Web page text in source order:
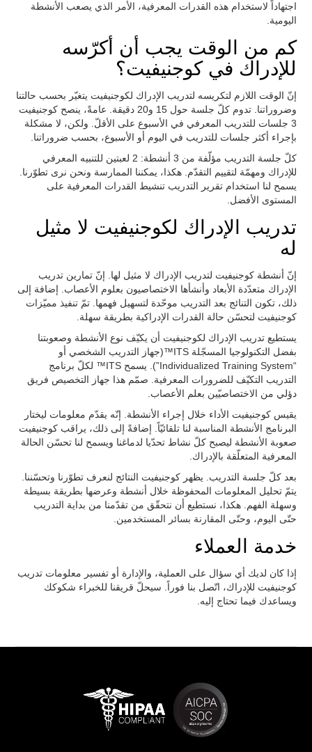
اجتهاداً لاستخدام هذه القدرات المعرفية، الأمر الذي يصعب الأنشطة
اليومية.
كم من الوقت يجب أن أكرّسه
للإدراك في كوجنيفيت؟
إنّ الوقت اللازم لتكريسه لتدريب الإدراك لكوجنيفيت يتغيّر بحسب حالتنا
وضروراتنا. تدوم كلّ جلسة حول 15 و20 دقيقة. عامةً، ينصح كوجنيفيت
3 جلسات للتدريب المعرفي في الأسبوع على الأقلّ. ولكن، لا مشكلة
بإجراء أكثر جلسات للتدريب في اليوم أو الأسبوع، بحسب ضروراتنا.
كلّ جلسة التدريب مؤلّفة من 3 أنشطة: 2 لعبتين للتنبيه المعرفي
للإدراك ومهمّة لتقييم التقدّم. هكذا، يمكننا الممارسة ونحن نرى تطوّرنا.
يسمح لنا استخدام تقرير التدريب تنشيط القدرات المعرفية على
المستوى الأفضل.
تدريب الإدراك لكوجنيفيت لا مثيل
له
إنّ أنشطة كوجنيفيت لتدريب الإدراك لا مثيل لها. إنّ تمارين تدريب
الإدراك متعدّدة الأبعاد وأنشأها الاختصاصيون بعلوم الأعصاب. إضافة إلى
ذلك، تكون التنائج بعد التدريب موحّدة لتسهيل فهمها. تمّ تنفيذ مميّزات
كوجنيفيت لتحسّن حالة القدرات الإدراكية بطريقة سهلة.
يستطيع تدريب الإدراك لكوجنيفيت أن يكيّف نوع الأنشطة وصعوبتنا
بفضل التكنولوجيا المسجّلة ITS™(جهاز التدريب الشخصي أو
“Individualized Training System”). يسمح ITS™ لكلّ برنامج
التدريب التكيّف للضرورات المعرفية. صمّم هذا جهاز التخصيص فريق
دؤلي من الاختصاصيّين بعلم الأعصاب.
يقيس كوجنيفيت الأداء خلال إجراء الأنشطة. إنّه يقدّم معلومات ليختار
البرنامج الأنشطة المناسبة لنا تلقائيّاً. إضافةً إلى ذلك، يراقب كوجنيفيت
صعوبة الأنشطة ليصبح كلّ نشاط تحدّيا لدماغنا ويسمح لنا تحسّن الحالة
المعرفية المتعلّقة بالإدراك.
بعد كلّ جلسة التدريب. يظهر كوجنيفيت النتائج لنعرف تطوّرنا وتحسّننا.
يتمّ تحليل المعلومات المحفوظة خلال أنشطة وعرضها بطريقة بسيطة
وسهلة الفهم. هكذا، نستطيع أن نتحقّق من تقدّمنا من بداية التدريب
حتّى اليوم، وحتّى المقارنة بسائر المستخدمين.
خدمة العملاء
إذا كان لديك أي سؤال على العملية، والإدارة أو تفسير معلومات تدريب
كوجنيفيت للإدراك، اتّصل بنا فوراً. سيحلّ قريقنا للخبراء شكوكك
ويساعدك فيما تحتاج إليه.